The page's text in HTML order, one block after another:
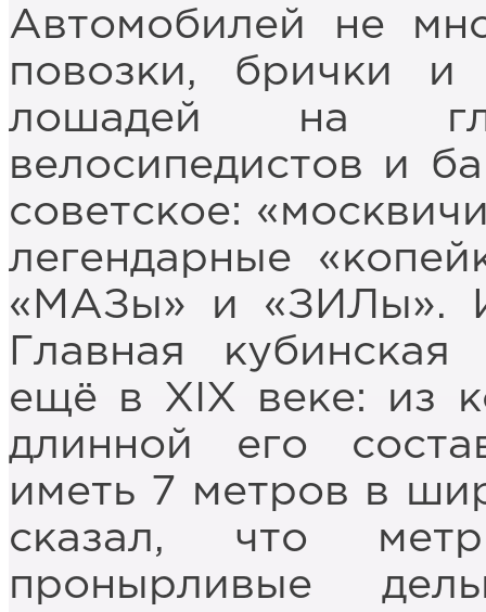
Автомобилей не
повозки, брички
лошадей на
велосипедистов и
советское:
легендарные
«МАЗы» и «ЗИЛы».
Главная
ещё в XIX веке: из
длинной его
иметь 7 метров в
сказал, что
пронырливые